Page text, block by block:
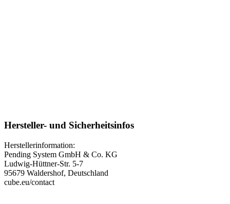
Hersteller- und Sicherheitsinfos
Herstellerinformation:
Pending System GmbH & Co. KG
Ludwig-Hüttner-Str. 5-7
95679 Waldershof, Deutschland
cube.eu/contact